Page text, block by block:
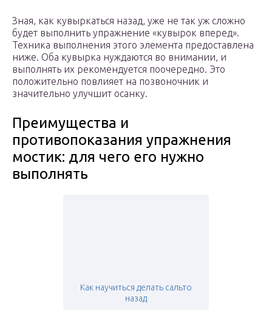
Зная, как кувыркаться назад, уже не так уж сложно
будет выполнить упражнение «кувырок вперед».
Техника выполнения этого элемента предоставлена
ниже. Оба кувырка нуждаются во внимании, и
выполнять их рекомендуется поочередно. Это
положительно повлияет на позвоночник и
значительно улучшит осанку.
Преимущества и
противопоказания упражнения
мостик: для чего его нужно
выполнять
Как научиться делать сальто
назад